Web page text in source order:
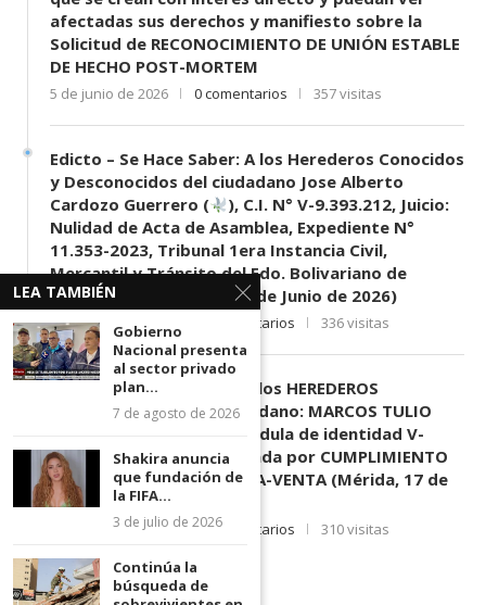
afectadas sus derechos y manifiesto sobre la
Solicitud de RECONOCIMIENTO DE UNIÓN ESTABLE
DE HECHO POST-MORTEM
5 de junio de 2026 0 comentarios 357 visitas
Edicto – Se Hace Saber: A los Herederos Conocidos
y Desconocidos del ciudadano Jose Alberto
Cardozo Guerrero (
), C.I. N° V-9.393.212, Juicio:
Nulidad de Acta de Asamblea, Expediente N°
11.353-2023, Tribunal 1era Instancia Civil,
Mercantil y Tránsito del Edo. Bolivariano de
Mérida, sede El Vigía. (11 de Junio de 2026)
11 de junio de 2026 0 comentarios 336 visitas
EDICTO SE HACE SABER: A los HEREDEROS
DESCONOCIDOS del ciudadano: MARCOS TULIO
) cédula de identidad V-
3.003.963, Parte demandada por CUMPLIMIENTO
DE CONTRATO DE COMPRA-VENTA (Mérida, 17 de
Junio de 2026)
17 de junio de 2026 0 comentarios 310 visitas
LEA TAMBIÉN
Gobierno
Nacional presenta
al sector privado
plan...
7 de agosto de 2026
Shakira anuncia
que fundación de
la FIFA...
3 de julio de 2026
Continúa la
búsqueda de